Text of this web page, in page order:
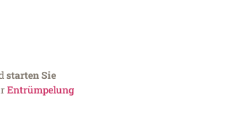
starten Sie
Entrümpelung